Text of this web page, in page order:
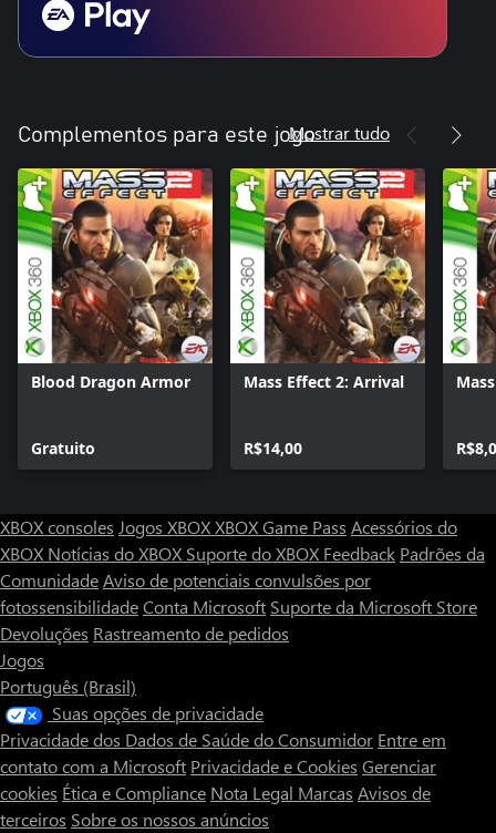
Complementos para este jogoMostrar tudo
Blood Dragon Armor
Gratuito
Mass Effect 2: Arrival
R$14,00
XBOX consoles Jogos XBOXXBOX Game Pass Acessórios do
XBOX Notícias do XBOX Suporte do XBOX Feedback Padrões da
ComunidadeAviso de potenciais convulsões por
fotossensibilidadeConta Microsoft Suporte da Microsoft Store
Devoluções Rastreamento de pedidos
Jogos
Português (Brasil)
Suas opções de privacidade
Privacidade dos Dados de Saúde do Consumidor Entre em
contato com a Microsoft Privacidade e Cookies Gerenciar
cookies Ética e Compliance Nota Legal Marcas Avisos de
terceiros Sobre os nossos anúncios